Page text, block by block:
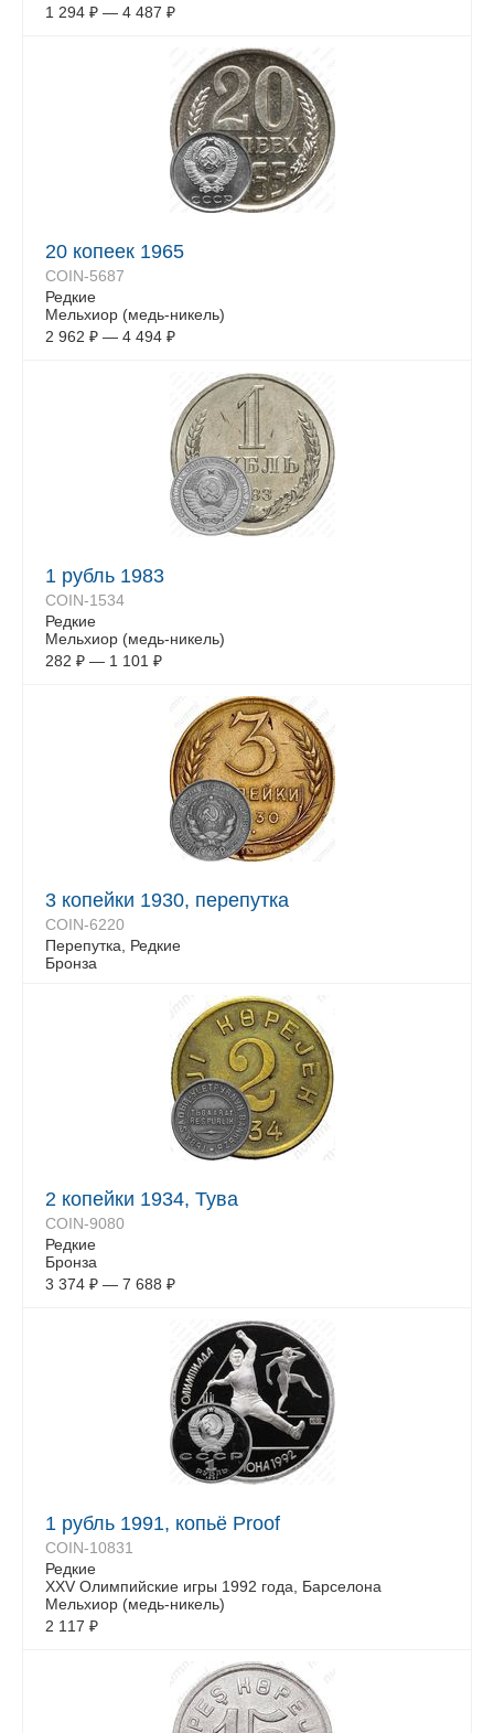
1 294 ₽ — 4 487 ₽
20 копеек 1965
COIN-5687
Редкие
Мельхиор (медь-никель)
2 962 ₽ — 4 494 ₽
1 рубль 1983
COIN-1534
Редкие
Мельхиор (медь-никель)
282 ₽ — 1 101 ₽
3 копейки 1930, перепутка
COIN-6220
Перепутка, Редкие
Бронза
2 копейки 1934, Тува
COIN-9080
Редкие
Бронза
3 374 ₽ — 7 688 ₽
1 рубль 1991, копьё Proof
COIN-10831
Редкие
XXV Олимпийские игры 1992 года, Барселона
Мельхиор (медь-никель)
2 117 ₽